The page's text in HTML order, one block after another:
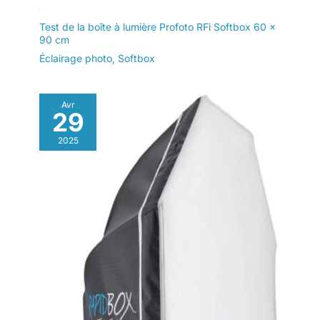
: Comprenant 2 softbox
studio blancs 84 cm, 4
studio CFL 135W, 2
ampoules LED 85W et
5500K, 2 éclairage
principal E27 supports, 3
toiles de fond en coton
de 1,8 mx 2,8 m. 2
trépieds de fond 260, 4
barres transversales de
80 cm, 1 x sac en nylon,
d'instructions
Test de la boîte à lumière Profoto RFi Softbox 60 x
90 cm
Éclairage photo, Softbox
Avr
29
2025